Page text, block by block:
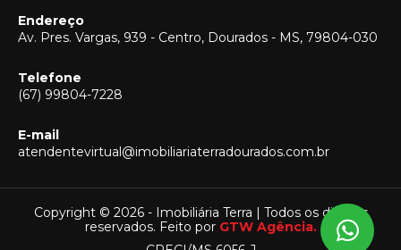
Endereço
Av. Pres. Vargas, 939 - Centro, Dourados - MS, 79804-030
Telefone
(67) 99804-7228
E-mail
atendentevirtual@imobiliariaterradourados.com.br
Copyright © 2026 - Imobiliária Terra | Todos os direitos
reservados. Feito por GTW Agência.
Vendas
(67) 99804-7228
Locação
(67) 99804-7228